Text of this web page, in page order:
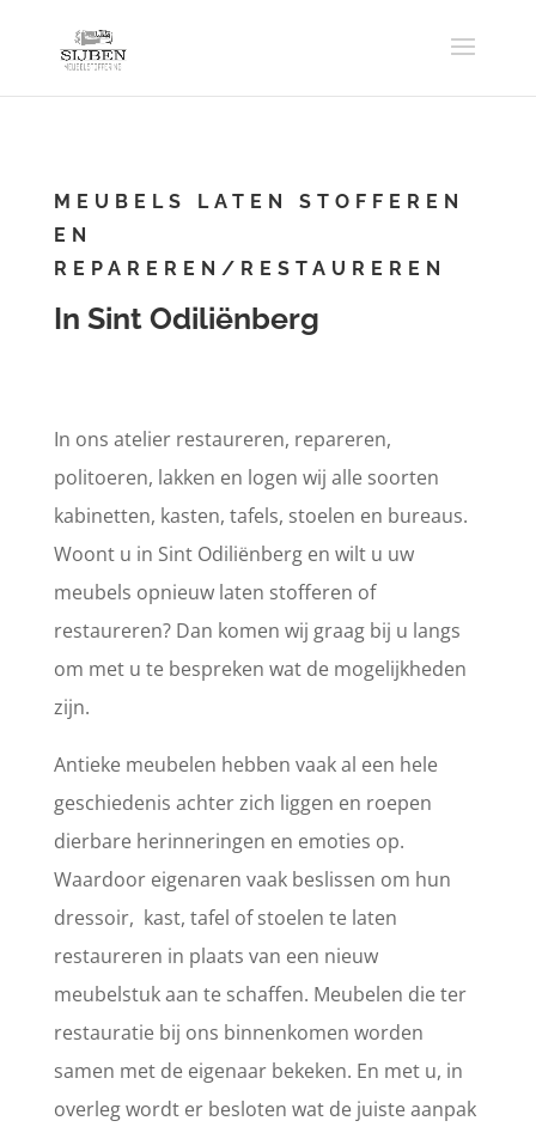
MEUBELS LATEN STOFFEREN
EN
REPAREREN/RESTAUREREN
In Sint Odiliënberg
In ons atelier restaureren, repareren,
politoeren, lakken en logen wij alle soorten
kabinetten, kasten, tafels, stoelen en bureaus.
Woont u in Sint Odiliënberg en wilt u uw
meubels opnieuw laten stofferen of
restaureren? Dan komen wij graag bij u langs
om met u te bespreken wat de mogelijkheden
zijn.
Antieke meubelen hebben vaak al een hele
geschiedenis achter zich liggen en roepen
dierbare herinneringen en emoties op.
Waardoor eigenaren vaak beslissen om hun
dressoir, kast, tafel of stoelen te laten
restaureren in plaats van een nieuw
meubelstuk aan te schaffen. Meubelen die ter
restauratie bij ons binnenkomen worden
samen met de eigenaar bekeken. En met u, in
overleg wordt er besloten wat de juiste aanpak